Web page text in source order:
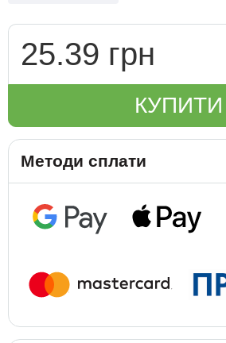
25.39 грн
КУПИТИ
Методи сплати